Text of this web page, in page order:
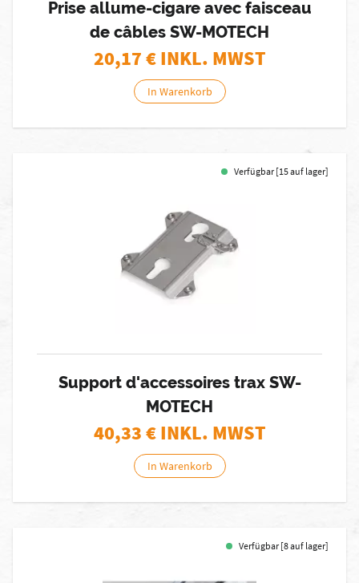
Prise allume-cigare avec faisceau
de câbles SW-MOTECH
20,17€ INKL. MWST
In Warenkorb
Verfügbar [15 auf lager]
Support d'accessoires trax SW-
MOTECH
40,33€ INKL. MWST
In Warenkorb
Verfügbar [8 auf lager]